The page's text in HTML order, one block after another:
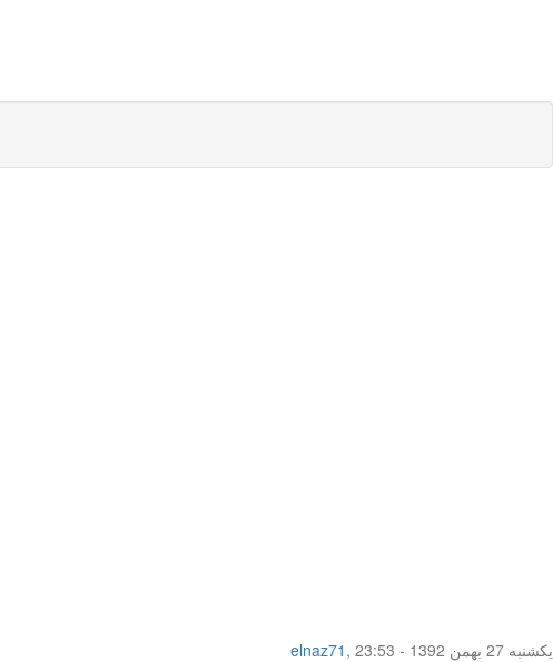
elnaz71 ,
یکشنبه 27 بهمن 1392 - 23:53